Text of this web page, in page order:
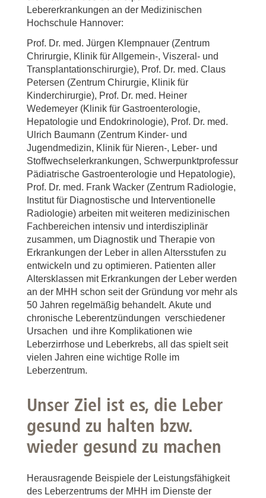
Lebererkrankungen an der Medizinischen
Hochschule Hannover:
Prof. Dr. med. Jürgen Klempnauer (Zentrum
Chrirurgie, Klinik für Allgemein-, Viszeral- und
Transplantationschirurgie), Prof. Dr. med. Claus
Petersen (Zentrum Chirurgie, Klinik für
Kinderchirurgie), Prof. Dr. med. Heiner
Wedemeyer (Klinik für Gastroenterologie,
Hepatologie und Endokrinologie), Prof. Dr. med.
Ulrich Baumann (Zentrum Kinder- und
Jugendmedizin, Klinik für Nieren-, Leber- und
Stoffwechselerkrankungen, Schwerpunktprofessur
Pädiatrische Gastroenterologie und Hepatologie),
Prof. Dr. med. Frank Wacker (Zentrum Radiologie,
Institut für Diagnostische und Interventionelle
Radiologie) arbeiten mit weiteren medizinischen
Fachbereichen intensiv und interdisziplinär
zusammen, um Diagnostik und Therapie von
Erkrankungen der Leber in allen Altersstufen zu
entwickeln und zu optimieren. Patienten aller
Altersklassen mit Erkrankungen der Leber werden
an der MHH schon seit der Gründung vor mehr als
50 Jahren regelmäßig behandelt. Akute und
chronische Leberentzündungen verschiedener
Ursachen und ihre Komplikationen wie
Leberzirrhose und Leberkrebs, all das spielt seit
vielen Jahren eine wichtige Rolle im
Leberzentrum.
Unser Ziel ist es, die Leber
gesund zu halten bzw.
wieder gesund zu machen
Herausragende Beispiele der Leistungsfähigkeit
des Leberzentrums der MHH im Dienste der